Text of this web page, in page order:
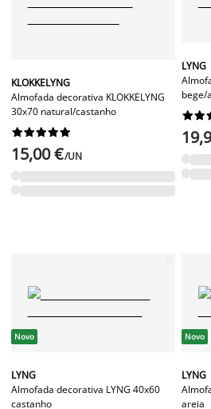
KLOKKELYNG
Almofada decorativa KLOKKELYNG
30x70 natural/castanho






15,00 €/UN
LYNG
bege/



Novo
LYNG
Almofada decorativa LYNG 40x60
castanho
Novo
LYNG
areia